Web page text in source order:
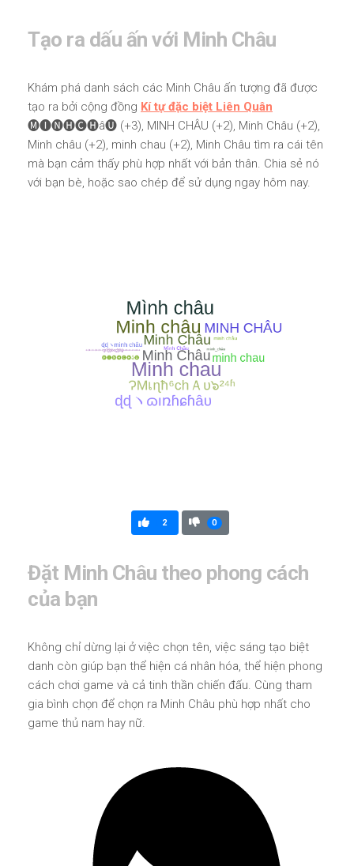
Tạo ra dấu ấn với Minh Châu
Khám phá danh sách các Minh Châu ấn tượng đã được
tạo ra bởi cộng đồng Kí tự đặc biệt Liên Quân
🅜🅘🅝🅗🅒🅗â🅤 (+3), MINH CHÂU (+2), Minh Châu (+2),
Minh châu (+2), minh chau (+2), Minh Châu tìm ra cái tên
mà bạn cảm thấy phù hợp nhất với bản thân. Chia sẻ nó
với bạn bè, hoặc sao chép để sử dụng ngay hôm nay.
2 0
Đặt Minh Châu theo phong cách
của bạn
Không chỉ dừng lại ở việc chọn tên, việc sáng tạo biệt
danh còn giúp bạn thể hiện cá nhân hóa, thể hiện phong
cách chơi game và cả tinh thần chiến đấu. Cùng tham
gia bình chọn để chọn ra Minh Châu phù hợp nhất cho
game thủ nam hay nữ.